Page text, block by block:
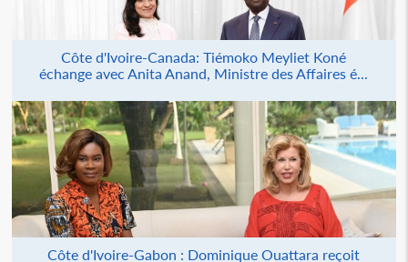
Côte d'Ivoire-Canada: Tiémoko Meyliet Koné
échange avec Anita Anand, Ministre des Affaires é...
Côte d'Ivoire-Gabon : Dominique Ouattara reçoit